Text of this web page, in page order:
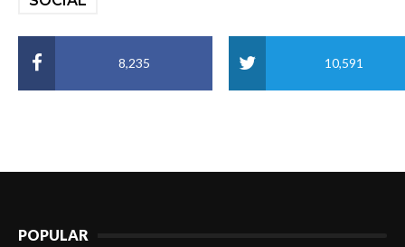
8,235 10,591
POPULAR